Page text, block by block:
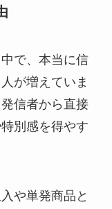
で、本当に信
が増えていま
信者から直接
別感を得やす
や単発商品と